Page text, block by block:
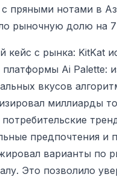
с пряными нотами в
рыночную долю на
кейс с рынка: KitKat
Ai Palette:
вкусов
миллиарды
предпочтения и
варианты по
Это позволило